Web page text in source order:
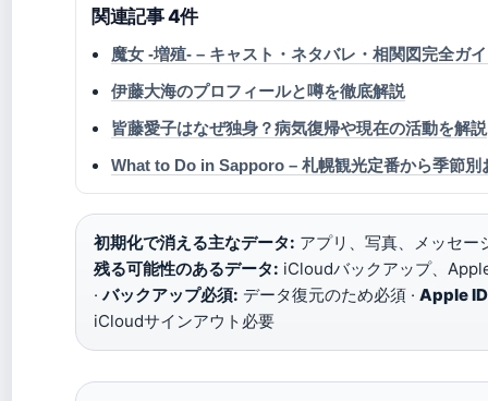
関連記事 4件
魔女 -増殖- – キャスト・ネタバレ・相関図完全ガ
伊藤大海のプロフィールと噂を徹底解説
皆藤愛子はなぜ独身？病気復帰や現在の活動を解説
What to Do in Sapporo – 札幌観光定番から季節別
初期化で消える主なデータ: アプリ、写真、メッセー
残る可能性のあるデータ: iCloudバックアップ、
·バックアップ必須: データ復元のため必須 · Apple
iCloudサインアウト必要